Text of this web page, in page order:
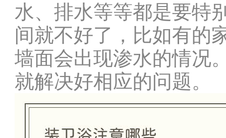
水、排水等等都是要特
间就不好了，比如有的
墙面会出现渗水的情况
就解决好相应的问题。